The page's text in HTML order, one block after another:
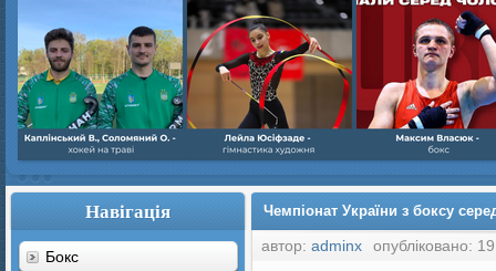
Навігація
Бокс
Чемпіонат України з боксу
автор: adminx опубліковано: